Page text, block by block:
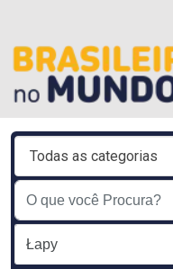
Todas as categorias